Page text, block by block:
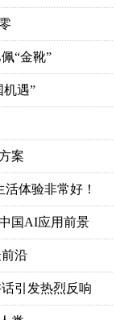
“金靴”
机遇”
案
体验非常好！
国AI应用前景
沿
引发热烈反响